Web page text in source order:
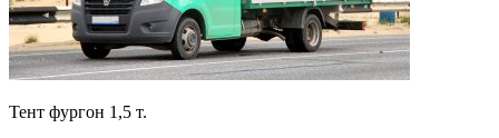
Тент фургон 1,5 т.